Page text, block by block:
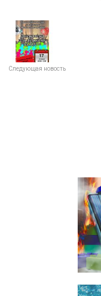
Следующая новость